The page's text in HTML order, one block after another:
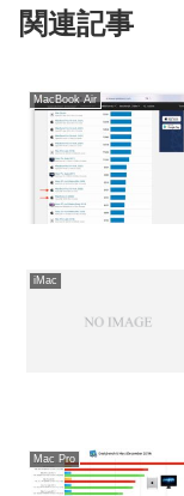
関連記事
MacBook Air
iMac
Mac Pro